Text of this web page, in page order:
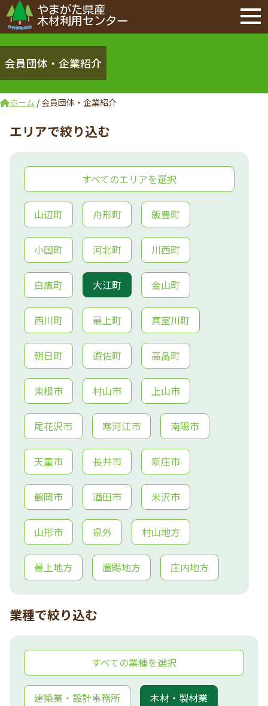
やまがた県産
木材利用センター
会員団体・企業紹介
ホーム /会員団体・企業紹介
エリアで絞り込む
すべてのエリアを選択
山辺町 舟形町 飯豊町
小国町 河北町 川西町
白鷹町 大江町 金山町
西川町 最上町 真室川町
朝日町 遊佐町 高畠町
東根市 村山市 上山市
尾花沢市 寒河江市 南陽市
天童市 長井市 新庄市
鶴岡市 酒田市 米沢市
山形市 県外 村山地方
最上地方 置賜地方 庄内地方
業種で絞り込む
すべての業種を選択
建築業・設計事務所 木材・製材業